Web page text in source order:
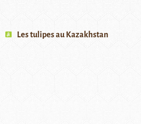
Les tulipes au Kazakhstan